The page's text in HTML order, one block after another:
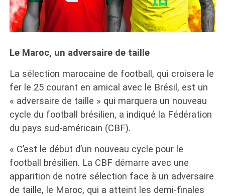
Le Maroc, un adversaire de taille
La sélection marocaine de football, qui croisera le
fer le 25 courant en amical avec le Brésil, est un
« adversaire de taille » qui marquera un nouveau
cycle du football brésilien, a indiqué la Fédération
du pays sud-américain (CBF).
« C’est le début d’un nouveau cycle pour le
football brésilien. La CBF démarre avec une
apparition de notre sélection face à un adversaire
de taille, le Maroc, qui a atteint les demi-finales